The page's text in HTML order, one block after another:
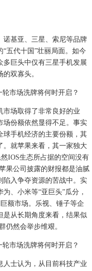
诺基亚、三星、索尼等品牌
五代十国”壮丽局面。如今
多巨头中仅有三星手机发展
双寡头。
市场取得了非常良好的业
场份额依然显得不足。事实
球手机经济的主要份额，其
。就苹果来看，其一家独大
IOS生态所占据的空间没有
果公司披露的财报都是油腻
陷入争夺资源的苦战中。实
、小米等“亚巨头”瓜分，
额市场。乐视、锤子等企
是从长期角度来看，结果似
仍然会举步维艰。
人士认为，从目前科技产业